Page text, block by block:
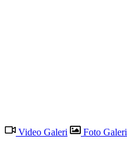
Video Galeri Foto Galeri